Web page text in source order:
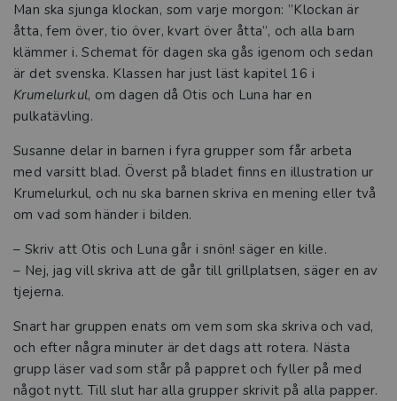
Man ska sjunga klockan, som varje morgon: ”Klockan är
åtta, fem över, tio över, kvart över åtta”, och alla barn
klämmer i. Schemat för dagen ska gås igenom och sedan
är det svenska. Klassen har just läst kapitel 16 i
Krumelurkul, om dagen då Otis och Luna har en
pulkatävling.
Susanne delar in barnen i fyra grupper som får arbeta
med varsitt blad. Överst på bladet finns en illustration ur
Krumelurkul, och nu ska barnen skriva en mening eller två
om vad som händer i bilden.
– Skriv att Otis och Luna går i snön! säger en kille.
– Nej, jag vill skriva att de går till grillplatsen, säger en av
tjejerna.
Snart har gruppen enats om vem som ska skriva och vad,
och efter några minuter är det dags att rotera. Nästa
grupp läser vad som står på pappret och fyller på med
något nytt. Till slut har alla grupper skrivit på alla papper.